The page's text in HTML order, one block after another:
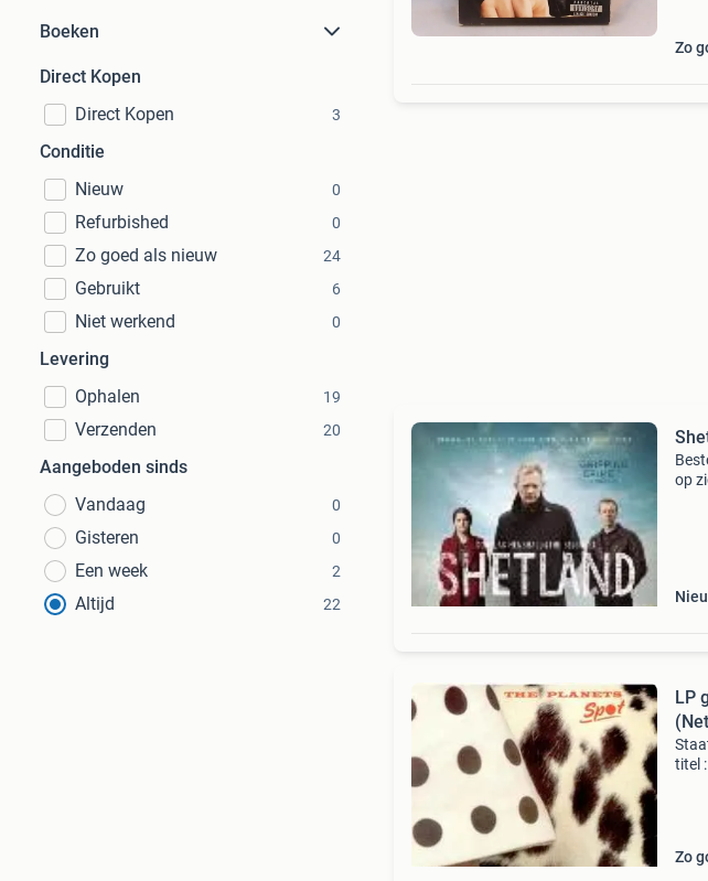
Boeken
Direct Kopen
Direct Kopen
3
Conditie
Nieuw
0
Refurbished 0
Zo goed als nieuw 24
Gebruikt 6
Niet werkend 0
Levering
Ophalen
19
Verzenden 20
Aangeboden sinds
Vandaag
0
Gisteren 0
Een week 2
Altijd 22
Zo
op
LP
titel
Zo